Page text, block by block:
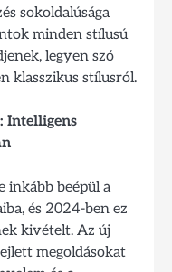
sokoldalúsága
minden stílusú
legyen szó
klasszikus stílusról.
Intelligens
inkább beépül a
és 2024-ben ez
kivételt. Az új
megoldásokat